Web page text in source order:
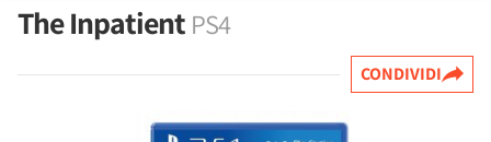
The Inpatient PS4
CONDIVIDI